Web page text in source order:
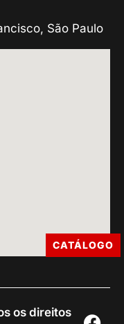
São Paulo
os direitos
CATÁLOGO